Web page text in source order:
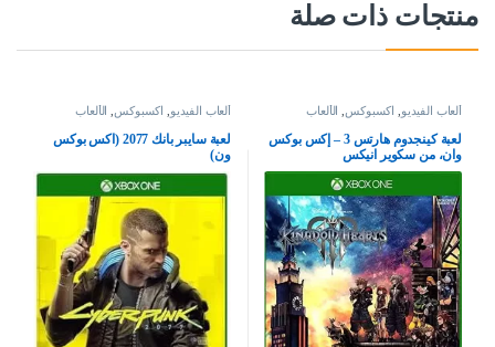
منتجات ذات صلة
ألعاب الفيديو اكسبوكس الألعاب
لعبة كينجدوم هارتس 3 – إكس بوكس
وان، من سكوير انيكس
ألعاب الفيديو اكسبوكس الألعاب
لعبة سايبر بانك 2077 (اكس بوكس
ون)